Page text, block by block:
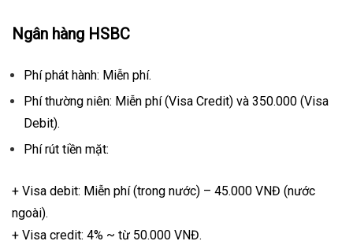
Ngân hàng HSBC
Phí phát hành: Miễn phí.
Phí thường niên: Miễn phí (Visa Credit) và 350.000 (Visa
Debit).
Phí rút tiền mặt:
+ Visa debit: Miễn phí (trong nước) – 45.000 VNĐ (nước
ngoài).
+ Visa credit: 4% ~ từ 50.000 VNĐ.